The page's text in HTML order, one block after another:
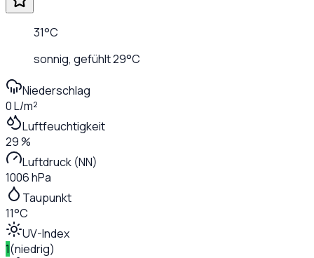
31°C
sonnig, gefühlt29°C
Niederschlag
0 L/m²
Luftfeuchtigkeit
29 %
Luftdruck (NN)
1006 hPa
Taupunkt
11°C
UV-Index
1(niedrig)